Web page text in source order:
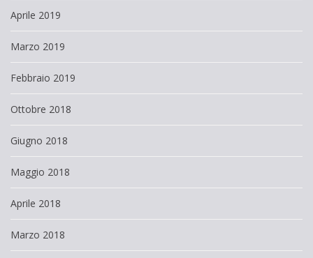
Aprile 2019
Marzo 2019
Febbraio 2019
Ottobre 2018
Giugno 2018
Maggio 2018
Aprile 2018
Marzo 2018